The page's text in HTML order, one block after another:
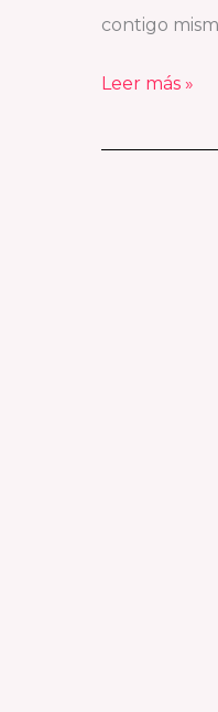
contigo
relación
Leer más »